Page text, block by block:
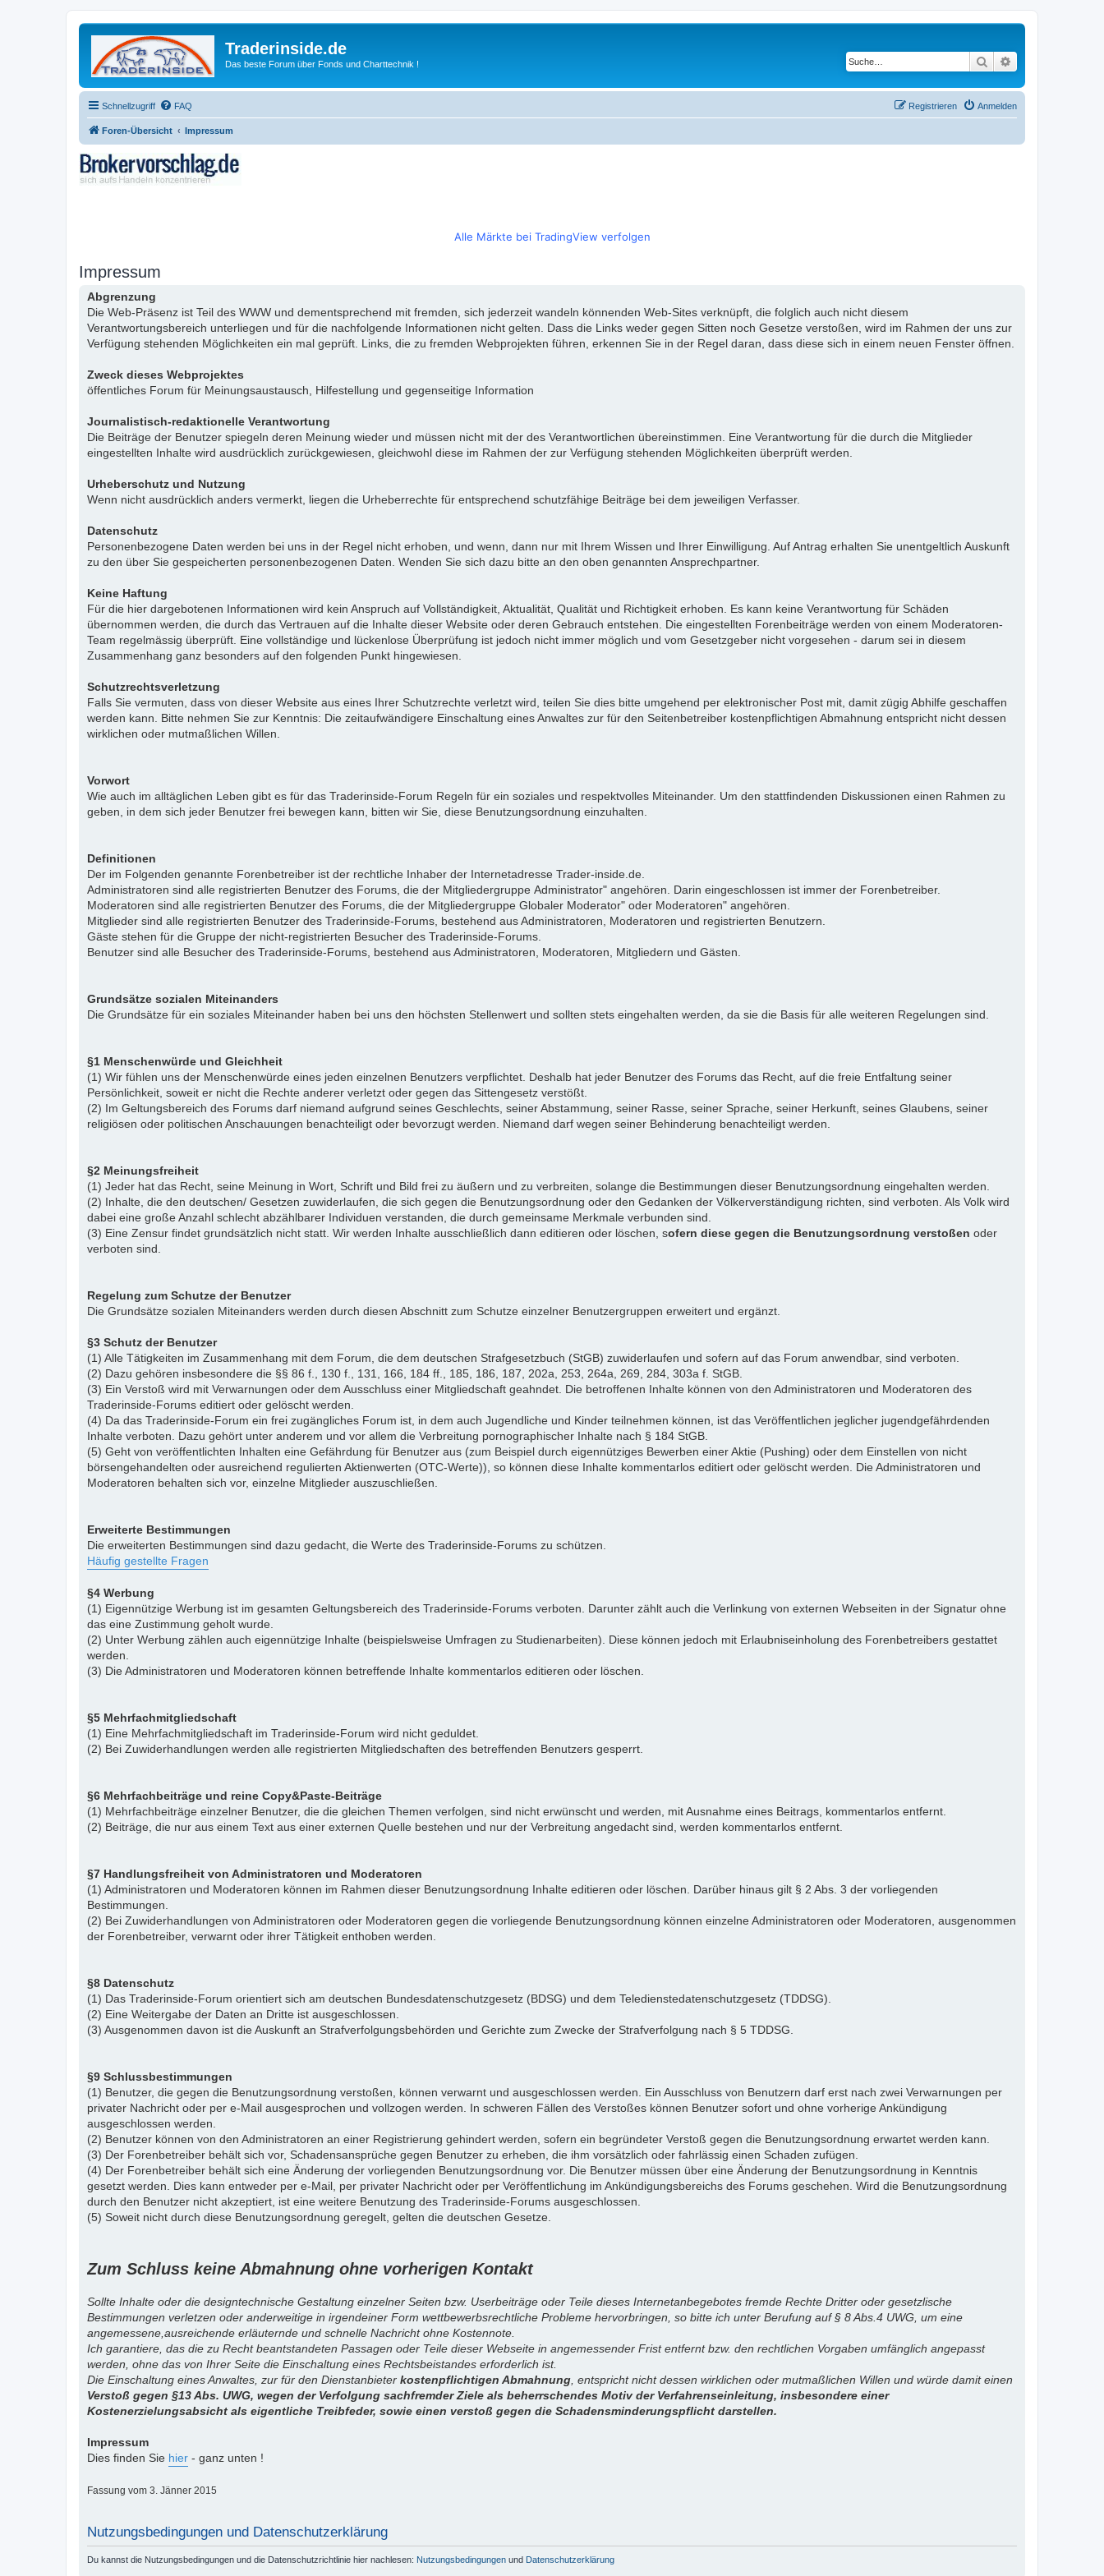
Traderinside.de
Das beste Forum über Fonds und Charttechnik ! Suche
Schnellzugriff FAQ Anmelden
Registrieren
Foren-Übersicht Impressum
Alle Märkte bei TradingView verfolgen
Impressum
Abgrenzung
Die Web-Präsenz ist Teil des WWW und dementsprechend mit fremden, sich jederzeit wandeln könnenden Web-Sites verknüpft, die folglich auch nicht diesem
Verantwortungsbereich unterliegen und für die nachfolgende Informationen nicht gelten. Dass die Links weder gegen Sitten noch Gesetze verstoßen, wird im Rahmen der uns zur
Verfügung stehenden Möglichkeiten ein mal geprüft. Links, die zu fremden Webprojekten führen, erkennen Sie in der Regel daran, dass diese sich in einem neuen Fenster öffnen.
Zweck dieses Webprojektes
öffentliches Forum für Meinungsaustausch, Hilfestellung und gegenseitige Information
Journalistisch-redaktionelle Verantwortung
Die Beiträge der Benutzer spiegeln deren Meinung wieder und müssen nicht mit der des Verantwortlichen übereinstimmen. Eine Verantwortung für die durch die Mitglieder
eingestellten Inhalte wird ausdrücklich zurückgewiesen, gleichwohl diese im Rahmen der zur Verfügung stehenden Möglichkeiten überprüft werden.
Urheberschutz und Nutzung
Wenn nicht ausdrücklich anders vermerkt, liegen die Urheberrechte für entsprechend schutzfähige Beiträge bei dem jeweiligen Verfasser.
Datenschutz
Personenbezogene Daten werden bei uns in der Regel nicht erhoben, und wenn, dann nur mit Ihrem Wissen und Ihrer Einwilligung. Auf Antrag erhalten Sie unentgeltlich Auskunft
zu den über Sie gespeicherten personenbezogenen Daten. Wenden Sie sich dazu bitte an den oben genannten Ansprechpartner.
Keine Haftung
Für die hier dargebotenen Informationen wird kein Anspruch auf Vollständigkeit, Aktualität, Qualität und Richtigkeit erhoben. Es kann keine Verantwortung für Schäden
übernommen werden, die durch das Vertrauen auf die Inhalte dieser Website oder deren Gebrauch entstehen. Die eingestellten Forenbeiträge werden von einem Moderatoren-
Team regelmässig überprüft. Eine vollständige und lückenlose Überprüfung ist jedoch nicht immer möglich und vom Gesetzgeber nicht vorgesehen - darum sei in diesem
Zusammenhang ganz besonders auf den folgenden Punkt hingewiesen.
Schutzrechtsverletzung
Falls Sie vermuten, dass von dieser Website aus eines Ihrer Schutzrechte verletzt wird, teilen Sie dies bitte umgehend per elektronischer Post mit, damit zügig Abhilfe geschaffen
werden kann. Bitte nehmen Sie zur Kenntnis: Die zeitaufwändigere Einschaltung eines Anwaltes zur für den Seitenbetreiber kostenpflichtigen Abmahnung entspricht nicht dessen
wirklichen oder mutmaßlichen Willen.
Vorwort
Wie auch im alltäglichen Leben gibt es für das Traderinside-Forum Regeln für ein soziales und respektvolles Miteinander. Um den stattfindenden Diskussionen einen Rahmen zu
geben, in dem sich jeder Benutzer frei bewegen kann, bitten wir Sie, diese Benutzungsordnung einzuhalten.
Definitionen
Der im Folgenden genannte Forenbetreiber ist der rechtliche Inhaber der Internetadresse Trader-inside.de.
Administratoren sind alle registrierten Benutzer des Forums, die der Mitgliedergruppe Administrator" angehören. Darin eingeschlossen ist immer der Forenbetreiber.
Moderatoren sind alle registrierten Benutzer des Forums, die der Mitgliedergruppe Globaler Moderator" oder Moderatoren" angehören.
Mitglieder sind alle registrierten Benutzer des Traderinside-Forums, bestehend aus Administratoren, Moderatoren und registrierten Benutzern.
Gäste stehen für die Gruppe der nicht-registrierten Besucher des Traderinside-Forums.
Benutzer sind alle Besucher des Traderinside-Forums, bestehend aus Administratoren, Moderatoren, Mitgliedern und Gästen.
Grundsätze sozialen Miteinanders
Die Grundsätze für ein soziales Miteinander haben bei uns den höchsten Stellenwert und sollten stets eingehalten werden, da sie die Basis für alle weiteren Regelungen sind.
§1 Menschenwürde und Gleichheit
(1) Wir fühlen uns der Menschenwürde eines jeden einzelnen Benutzers verpflichtet. Deshalb hat jeder Benutzer des Forums das Recht, auf die freie Entfaltung seiner
Persönlichkeit, soweit er nicht die Rechte anderer verletzt oder gegen das Sittengesetz verstößt.
(2) Im Geltungsbereich des Forums darf niemand aufgrund seines Geschlechts, seiner Abstammung, seiner Rasse, seiner Sprache, seiner Herkunft, seines Glaubens, seiner
religiösen oder politischen Anschauungen benachteiligt oder bevorzugt werden. Niemand darf wegen seiner Behinderung benachteiligt werden.
§2 Meinungsfreiheit
(1) Jeder hat das Recht, seine Meinung in Wort, Schrift und Bild frei zu äußern und zu verbreiten, solange die Bestimmungen dieser Benutzungsordnung eingehalten werden.
(2) Inhalte, die den deutschen/ Gesetzen zuwiderlaufen, die sich gegen die Benutzungsordnung oder den Gedanken der Völkerverständigung richten, sind verboten. Als Volk wird
dabei eine große Anzahl schlecht abzählbarer Individuen verstanden, die durch gemeinsame Merkmale verbunden sind.
(3) Eine Zensur findet grundsätzlich nicht statt. Wir werden Inhalte ausschließlich dann editieren oder löschen, sofern diese gegen die Benutzungsordnung verstoßen oder
verboten sind.
Regelung zum Schutze der Benutzer
Die Grundsätze sozialen Miteinanders werden durch diesen Abschnitt zum Schutze einzelner Benutzergruppen erweitert und ergänzt.
§3 Schutz der Benutzer
(1) Alle Tätigkeiten im Zusammenhang mit dem Forum, die dem deutschen Strafgesetzbuch (StGB) zuwiderlaufen und sofern auf das Forum anwendbar, sind verboten.
(2) Dazu gehören insbesondere die §§ 86 f., 130 f., 131, 166, 184 ff., 185, 186, 187, 202a, 253, 264a, 269, 284, 303a f. StGB.
(3) Ein Verstoß wird mit Verwarnungen oder dem Ausschluss einer Mitgliedschaft geahndet. Die betroffenen Inhalte können von den Administratoren und Moderatoren des
Traderinside-Forums editiert oder gelöscht werden.
(4) Da das Traderinside-Forum ein frei zugängliches Forum ist, in dem auch Jugendliche und Kinder teilnehmen können, ist das Veröffentlichen jeglicher jugendgefährdenden
Inhalte verboten. Dazu gehört unter anderem und vor allem die Verbreitung pornographischer Inhalte nach § 184 StGB.
(5) Geht von veröffentlichten Inhalten eine Gefährdung für Benutzer aus (zum Beispiel durch eigennütziges Bewerben einer Aktie (Pushing) oder dem Einstellen von nicht
börsengehandelten oder ausreichend regulierten Aktienwerten (OTC-Werte)), so können diese Inhalte kommentarlos editiert oder gelöscht werden. Die Administratoren und
Moderatoren behalten sich vor, einzelne Mitglieder auszuschließen.
Erweiterte Bestimmungen
Die erweiterten Bestimmungen sind dazu gedacht, die Werte des Traderinside-Forums zu schützen.
Häufig gestellte Fragen
§4 Werbung
(1) Eigennützige Werbung ist im gesamten Geltungsbereich des Traderinside-Forums verboten. Darunter zählt auch die Verlinkung von externen Webseiten in der Signatur ohne
das eine Zustimmung geholt wurde.
(2) Unter Werbung zählen auch eigennützige Inhalte (beispielsweise Umfragen zu Studienarbeiten). Diese können jedoch mit Erlaubniseinholung des Forenbetreibers gestattet
werden.
(3) Die Administratoren und Moderatoren können betreffende Inhalte kommentarlos editieren oder löschen.
§5 Mehrfachmitgliedschaft
(1) Eine Mehrfachmitgliedschaft im Traderinside-Forum wird nicht geduldet.
(2) Bei Zuwiderhandlungen werden alle registrierten Mitgliedschaften des betreffenden Benutzers gesperrt.
§6 Mehrfachbeiträge und reine Copy&Paste-Beiträge
(1) Mehrfachbeiträge einzelner Benutzer, die die gleichen Themen verfolgen, sind nicht erwünscht und werden, mit Ausnahme eines Beitrags, kommentarlos entfernt.
(2) Beiträge, die nur aus einem Text aus einer externen Quelle bestehen und nur der Verbreitung angedacht sind, werden kommentarlos entfernt.
§7 Handlungsfreiheit von Administratoren und Moderatoren
(1) Administratoren und Moderatoren können im Rahmen dieser Benutzungsordnung Inhalte editieren oder löschen. Darüber hinaus gilt § 2 Abs. 3 der vorliegenden
Bestimmungen.
(2) Bei Zuwiderhandlungen von Administratoren oder Moderatoren gegen die vorliegende Benutzungsordnung können einzelne Administratoren oder Moderatoren, ausgenommen
der Forenbetreiber, verwarnt oder ihrer Tätigkeit enthoben werden.
§8 Datenschutz
(1) Das Traderinside-Forum orientiert sich am deutschen Bundesdatenschutzgesetz (BDSG) und dem Teledienstedatenschutzgesetz (TDDSG).
(2) Eine Weitergabe der Daten an Dritte ist ausgeschlossen.
(3) Ausgenommen davon ist die Auskunft an Strafverfolgungsbehörden und Gerichte zum Zwecke der Strafverfolgung nach § 5 TDDSG.
§9 Schlussbestimmungen
(1) Benutzer, die gegen die Benutzungsordnung verstoßen, können verwarnt und ausgeschlossen werden. Ein Ausschluss von Benutzern darf erst nach zwei Verwarnungen per
privater Nachricht oder per e-Mail ausgesprochen und vollzogen werden. In schweren Fällen des Verstoßes können Benutzer sofort und ohne vorherige Ankündigung
ausgeschlossen werden.
(2) Benutzer können von den Administratoren an einer Registrierung gehindert werden, sofern ein begründeter Verstoß gegen die Benutzungsordnung erwartet werden kann.
(3) Der Forenbetreiber behält sich vor, Schadensansprüche gegen Benutzer zu erheben, die ihm vorsätzlich oder fahrlässig einen Schaden zufügen.
(4) Der Forenbetreiber behält sich eine Änderung der vorliegenden Benutzungsordnung vor. Die Benutzer müssen über eine Änderung der Benutzungsordnung in Kenntnis
gesetzt werden. Dies kann entweder per e-Mail, per privater Nachricht oder per Veröffentlichung im Ankündigungsbereichs des Forums geschehen. Wird die Benutzungsordnung
durch den Benutzer nicht akzeptiert, ist eine weitere Benutzung des Traderinside-Forums ausgeschlossen.
(5) Soweit nicht durch diese Benutzungsordnung geregelt, gelten die deutschen Gesetze.
Zum Schluss keine Abmahnung ohne vorherigen Kontakt
Sollte Inhalte oder die designtechnische Gestaltung einzelner Seiten bzw. Userbeiträge oder Teile dieses Internetanbegebotes fremde Rechte Dritter oder gesetzlische
Bestimmungen verletzen oder anderweitige in irgendeiner Form wettbewerbsrechtliche Probleme hervorbringen, so bitte ich unter Berufung auf § 8 Abs.4 UWG, um eine
angemessene,ausreichende erläuternde und schnelle Nachricht ohne Kostennote.
Ich garantiere, das die zu Recht beantstandeten Passagen oder Teile dieser Webseite in angemessender Frist entfernt bzw. den rechtlichen Vorgaben umfänglich angepasst
werden, ohne das von Ihrer Seite die Einschaltung eines Rechtsbeistandes erforderlich ist.
Die Einschaltung eines Anwaltes, zur für den Dienstanbieter kostenpflichtigen Abmahnung , entspricht nicht dessen wirklichen oder mutmaßlichen Willen und würde damit einen
Verstoß gegen §13 Abs. UWG, wegen der Verfolgung sachfremder Ziele als beherrschendes Motiv der Verfahrenseinleitung, insbesondere einer
Kostenerzielungsabsicht als eigentliche Treibfeder, sowie einen verstoß gegen die Schadensminderungspflicht darstellen.
Impressum
Dies finden Sie hier - ganz unten !
Fassung vom 3. Jänner 2015
Nutzungsbedingungen und Datenschutzerklärung
Du kannst die Nutzungsbedingungen und die Datenschutzrichtlinie hier nachlesen: Nutzungsbedingungen und Datenschutzerklärung